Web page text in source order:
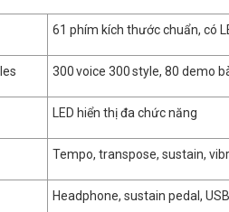
61 phím kích thước chuẩn, có
300 voice 300 style, 80 demo
LED hiển thị đa chức năng
Tempo, transpose, sustain,
Headphone, sustain pedal,